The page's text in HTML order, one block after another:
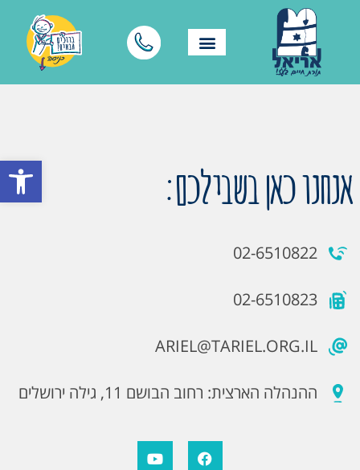
פתח אנחנו כאן בשבילכם:
02-6510822
02-6510823
ARIEL@TARIEL.ORG.IL
ההנהלה הארצית: רחוב הבושם 11, גילה ירושלים